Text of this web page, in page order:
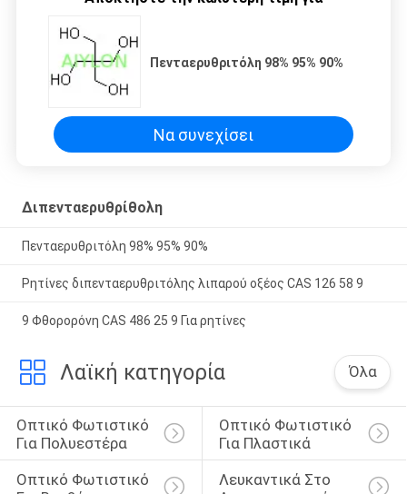
Πενταερυθριτόλη 98% 95% 90%
Να συνεχίσει
Διπενταερυθρίθολη
Πενταερυθριτόλη 98% 95% 90%
Ρητίνες διπενταερυθριτόλης λιπαρού οξέος CAS 126 58 9
9 Φθορορόνη CAS 486 25 9 Για ρητίνες
Λαϊκή κατηγορία Όλα
Οπτικό Φωτιστικό
Για Πολυεστέρα
Οπτικό Φωτιστικό
Για Πλαστικά
Οπτικό Φωτιστικό
Λευκαντικά Στο